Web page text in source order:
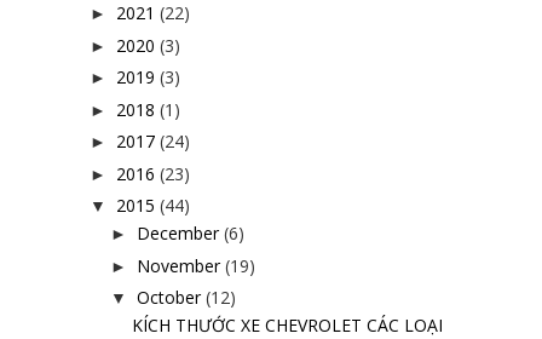
► 2021 (22)
► 2020 (3)
► 2019 (3)
► 2018 (1)
► 2017 (24)
► 2016 (23)
▼ 2015 (44)
► December (6)
► November (19)
▼ October (12)
KÍCH THƯỚC XE CHEVROLET CÁC LOẠI